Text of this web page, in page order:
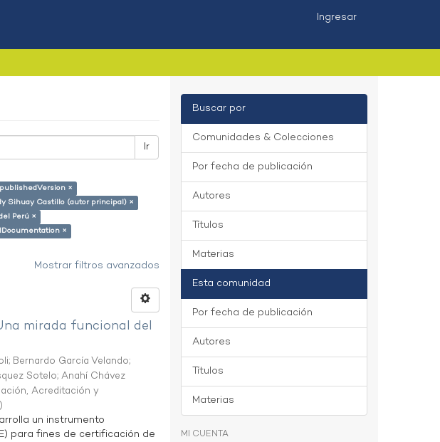
Ingresar
Ir
×
Sihuay Castillo (autor principal) ×
Perú ×
×
Mostrar filtros avanzados
mirada funcional del
; Bernardo García Velando;
Sotelo;Anahí Chávez
Acreditación y
)
un instrumento
para fines de certificación de
Buscar por
Comunidades & Colecciones
Por fecha de publicación
Autores
Títulos
Materias
Esta comunidad
Por fecha de publicación
Autores
Títulos
Materias
MI CUENTA